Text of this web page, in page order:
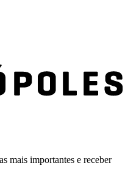
mais importantes e receber